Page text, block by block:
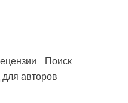
Поиск
для авторов